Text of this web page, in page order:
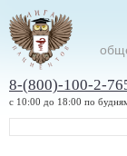
8-(800)-100-2-
с 10:00 до 18:00 по